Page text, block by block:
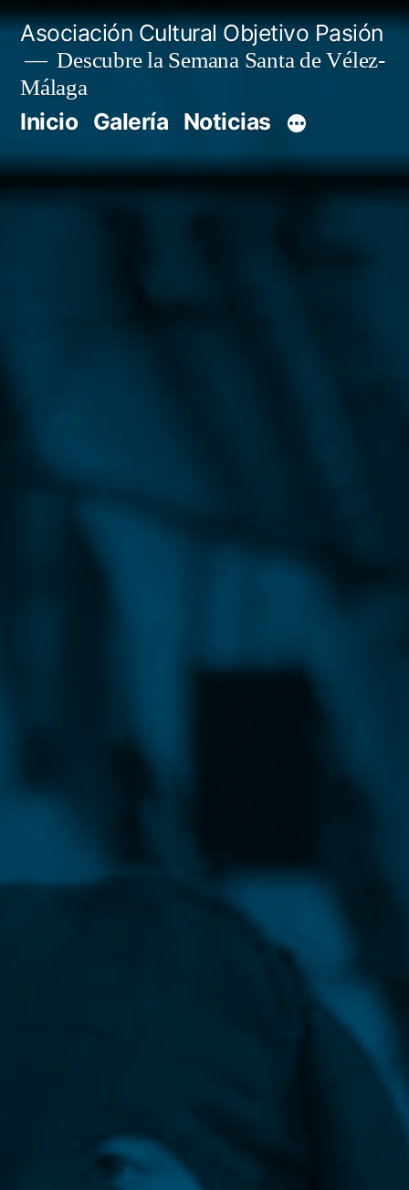
Saltar
contenido
Asociación Cultural Objetivo Pasión
Descubre la Semana Santa de Vélez-
Málaga
Inicio Galería Noticias